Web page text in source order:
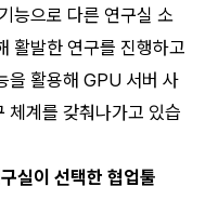
능으로 다른 연구실 소
활발한 연구를 진행하고
을 활용해 GPU 서버 사
체계를 갖춰나가고 있습
실이 선택한 협업툴